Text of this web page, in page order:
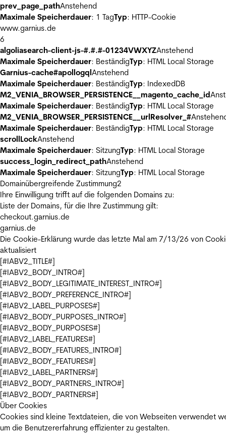
prev_page_pathAnstehend
Maximale Speicherdauer: 1 TagTyp: HTTP-Cookie
www.garnius.de
6
algoliasearch-client-js-#.#.#-01234VWXYZAnstehend
Maximale Speicherdauer: BeständigTyp: HTML Local Storage
Garnius-cache#apollogqlAnstehend
Maximale Speicherdauer: BeständigTyp: IndexedDB
M2_VENIA_BROWSER_PERSISTENCE__magento_cache_id
Maximale Speicherdauer: BeständigTyp: HTML Local Storage
M2_VENIA_BROWSER_PERSISTENCE__urlResolver_#
Maximale Speicherdauer: BeständigTyp: HTML Local Storage
scrollLockAnstehend
Maximale Speicherdauer: SitzungTyp: HTML Local Storage
success_login_redirect_pathAnstehend
Maximale Speicherdauer: SitzungTyp: HTML Local Storage
Domainübergreifende Zustimmung2
Ihre Einwilligung trifft auf die folgenden Domains zu:
Liste der Domains, für die Ihre Zustimmung gilt:
checkout.garnius.de
garnius.de
Die Cookie-Erklärung wurde das letzte Mal am 7/13/26 von
aktualisiert
[#IABV2_TITLE#]
[#IABV2_BODY_INTRO#]
[#IABV2_BODY_LEGITIMATE_INTEREST_INTRO#]
[#IABV2_BODY_PREFERENCE_INTRO#]
[#IABV2_LABEL_PURPOSES#]
[#IABV2_BODY_PURPOSES_INTRO#]
[#IABV2_BODY_PURPOSES#]
[#IABV2_LABEL_FEATURES#]
[#IABV2_BODY_FEATURES_INTRO#]
[#IABV2_BODY_FEATURES#]
[#IABV2_LABEL_PARTNERS#]
[#IABV2_BODY_PARTNERS_INTRO#]
[#IABV2_BODY_PARTNERS#]
Über Cookies
Cookies sind kleine Textdateien, die von Webseiten verwendet
um die Benutzererfahrung effizienter zu gestalten.